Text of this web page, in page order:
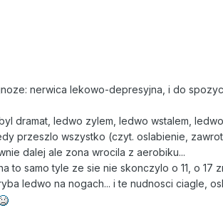
nerwica lekowo-depresyjna, i do
dramat, ledwo zylem, ledwo wstalem, ledwo
przeszlo wszystko (czyt. oslabienie,
dalej ale zona wrocila z aerobiku...
samo tyle ze sie nie skonczylo o 11, o 17
ledwo na nogach... i te nudnosci ciagle,